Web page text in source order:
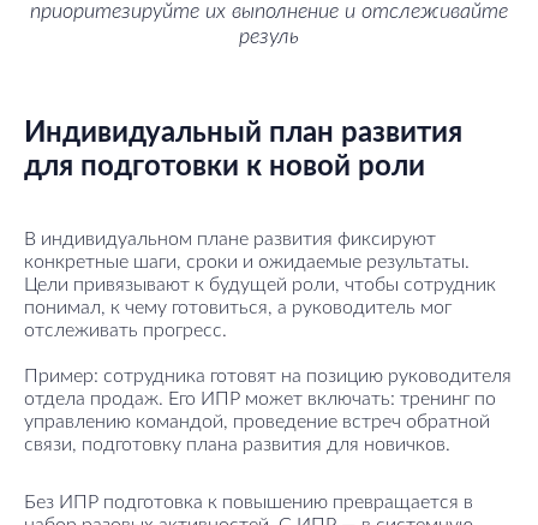
приоритезируйте их выполнение и отслеживайте
резуль
Индивидуальный план развития
для подготовки к новой роли
В индивидуальном плане развития фиксируют
конкретные шаги, сроки и ожидаемые результаты.
Цели привязывают к будущей роли, чтобы сотрудник
понимал, к чему готовиться, а руководитель мог
отслеживать прогресс.
Пример: сотрудника готовят на позицию руководителя
отдела продаж. Его ИПР может включать: тренинг по
управлению командой, проведение встреч обратной
связи, подготовку плана развития для новичков.
Без ИПР подготовка к повышению превращается в